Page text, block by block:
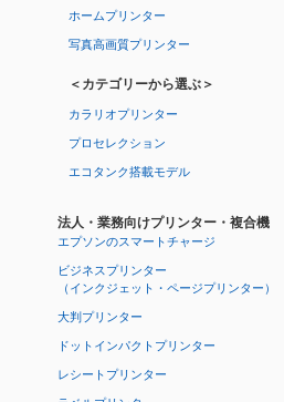
ホームプリンター
写真高画質プリンター
＜カテゴリーから選ぶ＞
カラリオプリンター
プロセレクション
エコタンク搭載モデル
法人・業務向けプリンター・複合機
エプソンのスマートチャージ
ビジネスプリンター
（インクジェット・ページプリンター）
大判プリンター
ドットインパクトプリンター
レシートプリンター